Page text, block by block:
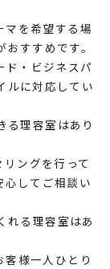
を希望する場
すすめです。
ド・ビジネスパ
ルに対応してい
る理容室はあり
ングを行って
心してご相談い
れる理容室はあ
様一人ひとり